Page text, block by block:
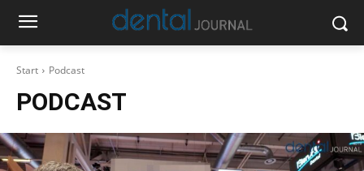
Start Podcast
PODCAST